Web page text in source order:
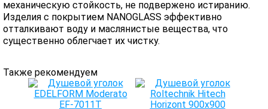
механическую стойкость, не подвержено истиранию.
Изделия с покрытием NANOGLASS эффективно
отталкивают воду и маслянистые вещества, что
существенно облегчает их чистку.
Также рекомендуем